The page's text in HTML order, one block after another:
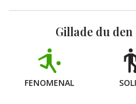
Gillade du
FENOMENAL